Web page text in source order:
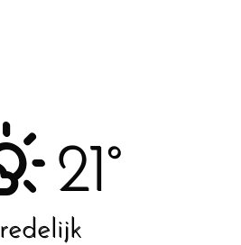
21°
redelijk